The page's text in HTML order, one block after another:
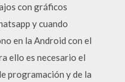
con gráficos
y cuando
en la Android con el
ello es necesario el
programación y de la